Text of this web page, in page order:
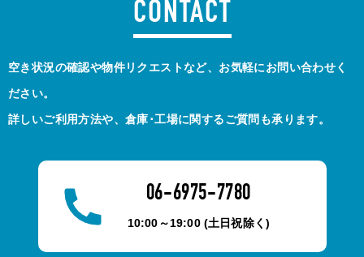
CONTACT
空き状況の確認や物件リクエストなど、お気軽にお問い合わせく
ださい。
詳しいご利用方法や、倉庫･工場に関するご質問も承ります。
06-6975-7780
10:00～19:00 (土日祝除く)